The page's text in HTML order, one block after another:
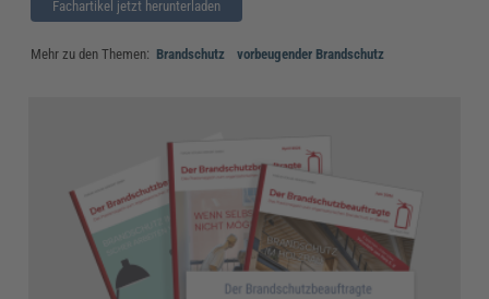
Fachartikel jetzt herunterladen
Mehr zu den Themen: Brandschutz vorbeugender Brandschutz